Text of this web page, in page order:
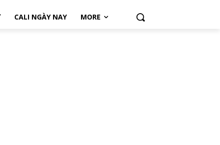
CALI NGÀY NAY MORE